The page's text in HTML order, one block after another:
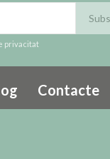
privacitat
Contacte